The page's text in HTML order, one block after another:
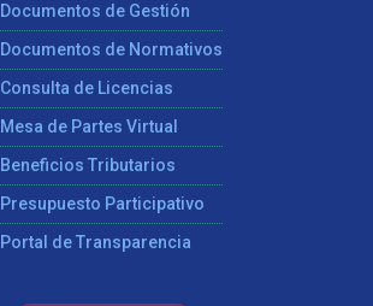
Documentos de Gestión
Documentos de Normativos
Consulta de Licencias
Mesa de Partes Virtual
Beneficios Tributarios
Presupuesto Participativo
Portal de Transparencia